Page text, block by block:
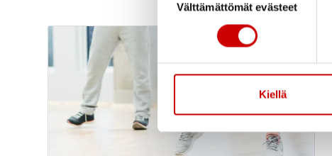
Välttämättömät evästeet
Kiellä